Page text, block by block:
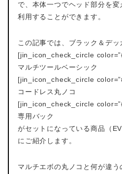
で、本体一つでヘッド部分を
利用することができます。
この記事では、ブラック＆デッ
[jin_icon_check_circle
マルチツールベーシック
[jin_icon_check_circle
コードレス丸ノコ
[jin_icon_check_circle
専用バック
がセットになっている商品（
にご紹介します。
マルチエボの丸ノコと何が違う